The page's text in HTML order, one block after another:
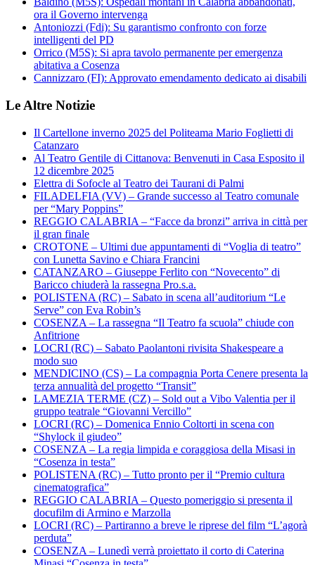
ora il Governo intervenga
Antoniozzi (Fdi): Su garantismo confronto con forze
intelligenti del PD
Orrico (M5S): Si apra tavolo permanente per emergenza
abitativa a Cosenza
Cannizzaro (FI): Approvato emendamento dedicato ai disabili
Le Altre Notizie
Il Cartellone inverno 2025 del Politeama Mario Foglietti di
Catanzaro
Al Teatro Gentile di Cittanova: Benvenuti in Casa Esposito il
12 dicembre 2025
Elettra di Sofocle al Teatro dei Taurani di Palmi
FILADELFIA (VV) – Grande successo al Teatro comunale
per “Mary Poppins”
REGGIO CALABRIA – “Facce da bronzi” arriva in città per
il gran finale
CROTONE – Ultimi due appuntamenti di “Voglia di teatro”
con Lunetta Savino e Chiara Francini
CATANZARO – Giuseppe Ferlito con “Novecento” di
Baricco chiuderà la rassegna Pro.s.a.
POLISTENA (RC) – Sabato in scena all’auditorium “Le
Serve” con Eva Robin’s
COSENZA – La rassegna “Il Teatro fa scuola” chiude con
Anfitrione
LOCRI (RC) – Sabato Paolantoni rivisita Shakespeare a
modo suo
MENDICINO (CS) – La compagnia Porta Cenere presenta la
terza annualità del progetto “Transit”
LAMEZIA TERME (CZ) – Sold out a Vibo Valentia per il
gruppo teatrale “Giovanni Vercillo”
LOCRI (RC) – Domenica Ennio Coltorti in scena con
“Shylock il giudeo”
COSENZA – La regia limpida e coraggiosa della Misasi in
“Cosenza in testa”
POLISTENA (RC) – Tutto pronto per il “Premio cultura
cinematografica”
REGGIO CALABRIA – Questo pomeriggio si presenta il
docufilm di Armino e Marzolla
LOCRI (RC) – Partiranno a breve le riprese del film “L’agorà
perduta”
COSENZA – Lunedì verrà proiettato il corto di Caterina